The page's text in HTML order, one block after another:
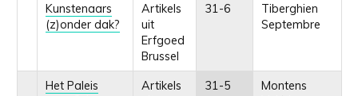
Kunstenaars
(z)onder dak?
Artikels
uit
Erfgoed
Brussel
31-6
Tiberghien
Septembre
Het Paleis
Artikels
31-5
Montens